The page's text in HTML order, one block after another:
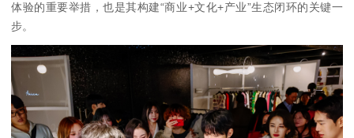
体验的重要举措，也是其构建“商业+文化+产业”生态闭环的关键一
步。